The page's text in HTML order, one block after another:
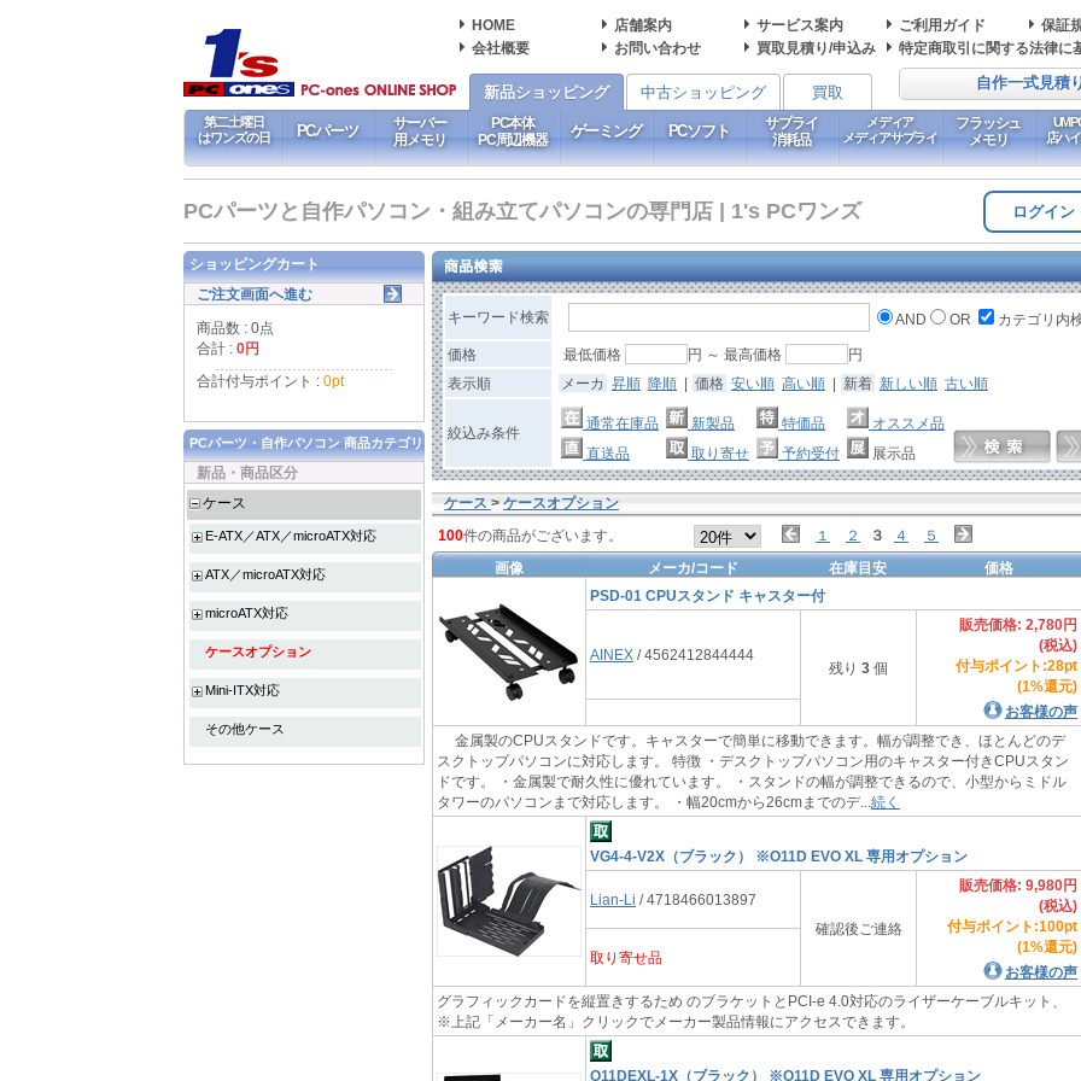
HOME 店舗案内 サービス案内 ご利用ガイド
保証
会社概要
お問い合わせ 買取見積り/申込み 特定商取引に関する法律に
自作一式見積
新品ショッピング 中古ショッピング 買取
第二土曜日
はワンズの日
PCパーツ
サーバー
用メモリ
PC本体
PC周辺機器
ゲーミング PCソフト
サプライ
消耗品
メディア
メディアサプライ
フラッシュ
メモリ
店ハ
PCパーツと自作パソコン・組み立てパソコンの専門店 | 1's PCワンズ ログイン
キーワード検索 AND OR カテゴリ内
価格 最低価格 円 ～ 最高価格
円
表示順
メーカ 昇順 降順 | 価格 安い順 高い順 | 新着 新しい順 古い順
絞込み条件
通常在庫品 新製品 特価品
オススメ品
直送品
取り寄せ 予約受付 展示品
ケース > ケースオプション
100件の商品がございます。 １ ２ ３ ４ ５
画像 メーカ/コード 在庫目安
価格
PSD-01 CPUスタンド キャスター付
AINEX / 4562412844444
残り 3 個
販売価格: 2,780円
(税込)
付与ポイント:28pt
(1%還元)
お客様の声
金属製のCPUスタンドです。キャスターで簡単に移動できます。幅が調整でき、ほとんどのデ
スクトップパソコンに対応します。 特徴 ・デスクトップパソコン用のキャスター付きCPUスタン
ドです。 ・金属製で耐久性に優れています。 ・スタンドの幅が調整できるので、小型からミドル
タワーのパソコンまで対応します。 ・幅20cmから26cmまでのデ... 続く
VG4-4-V2X（ブラック） ※O11D EVO XL 専用オプション
Lian-Li / 4718466013897
確認後ご連絡
販売価格: 9,980円
(税込)
付与ポイント:100pt
(1%還元)
お客様の声
取り寄せ品
グラフィックカードを縦置きするため のブラケットとPCI-e 4.0対応のライザーケーブルキット、
※上記「メーカー名」クリックでメーカー製品情報にアクセスできます。
O11DEXL-1X（ブラック） ※O11D EVO XL 専用オプション
ショッピングカート
ご注文画面へ進む
商品数 : 0点
合計 : 0円
合計付与ポイント : 0pt
PCパーツ・自作パソコン 商品カテゴリ
新品・商品区分
ケース
E-ATX／ATX／microATX対応
ATX／microATX対応
microATX対応
ケースオプション
Mini-ITX対応
その他ケース